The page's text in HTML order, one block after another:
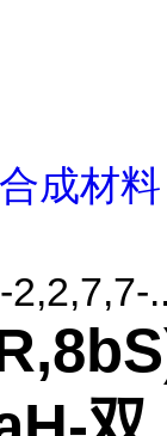
合成材料